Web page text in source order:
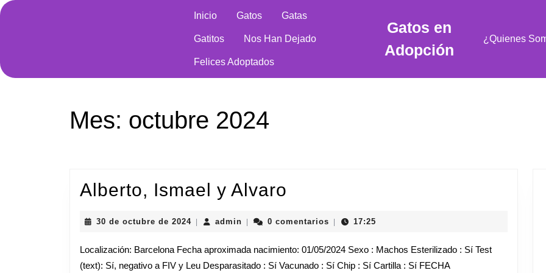
Saltar
Inicio Gatos Gatas
Gatitos Nos Han Dejado
Felices Adoptados
Gatos en
Adopción
¿Quienes
Mes: octubre 2024
Alberto, Ismael y Alvaro
Alvaro
30 de octubre de 202430
octubre
de
2024
adminadmin0 comentarios 17:25
Localización: Barcelona Fecha aproximada nacimiento: 01/05/2024 Sexo : Machos Esterilizado : Sí Test
(text): Sí, negativo a FIV y Leu Desparasitado : Sí Vacunado : Sí Chip : Sí Cartilla : Sí FECHA